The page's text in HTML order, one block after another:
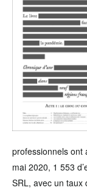
professionnels ont
mai 2020, 1 553
SRL, avec un taux